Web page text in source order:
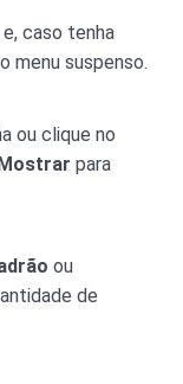
caso tenha
menu suspenso.
ou clique no
para
ou
de